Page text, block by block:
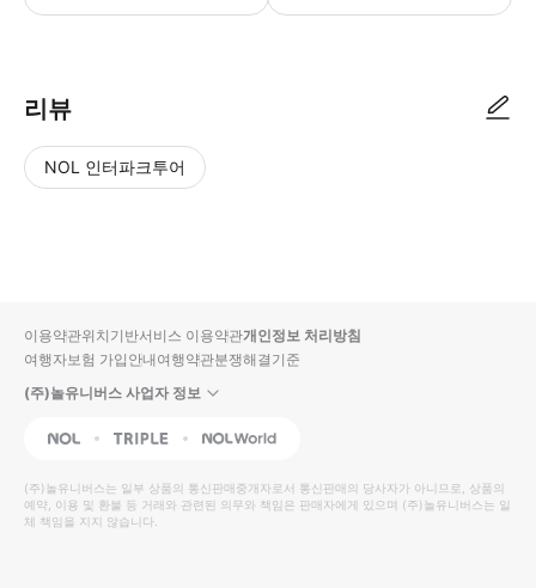
리뷰
NOL 인터파크투어
입니
다.
높
은
순
동
영
상
순
상
이용약관위치기반서비스 이용약관개인정보 처리방침
여행자보험 가입안내여행약관분쟁해결기준
(주)놀유니버스 사업자 정보
NOL Triple Interpark Global
(주)놀유니버스는 일부 상품의 통신판매중개자로서 통신판매의 당사자가 아니므로, 상품의
예약, 이용 및 환불 등 거래와 관련된 의무와 책임은 판매자에게 있으며 (주)놀유니버스는 일
체 책임을 지지 않습니다.